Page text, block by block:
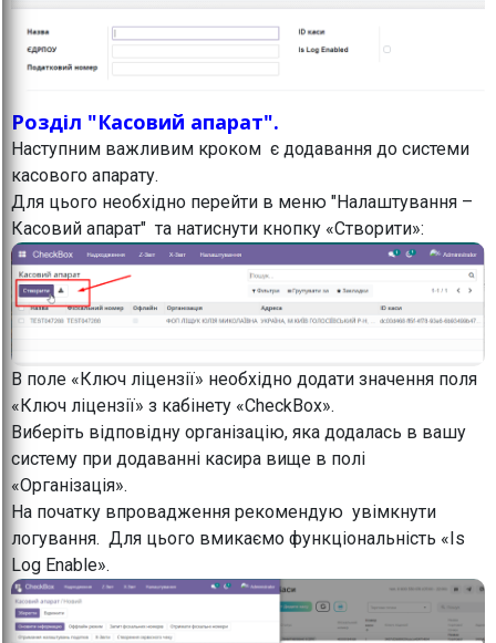
Розділ "Касовий апарат".
Наступним важливим кроком є додавання до системи
касового апарату.
Для цього необхідно перейти в меню "Налаштування –
Касовий апарат" та натиснути кнопку «Створити»:
В поле «Ключ ліцензії» необхідно додати значення поля
«Ключ ліцензії» з кабінету «CheckBox».
Виберіть відповідну організацію, яка додалась в вашу
систему при додаванні касира вище в полі
«Організація».
На початку впровадження рекомендую увімкнути
логування. Для цього вмикаємо функціональність «Is
Log Enable».